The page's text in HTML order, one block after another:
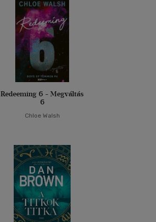
Redeeming 6 - Megváltás
6
Chloe Walsh